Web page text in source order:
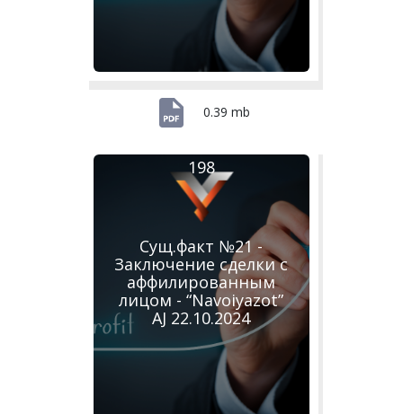
0.39 mb
Сущ.факт №21 -
Заключение сделки с
аффилированным
лицом - “Navoiyazot”
AJ 22.10.2024
198